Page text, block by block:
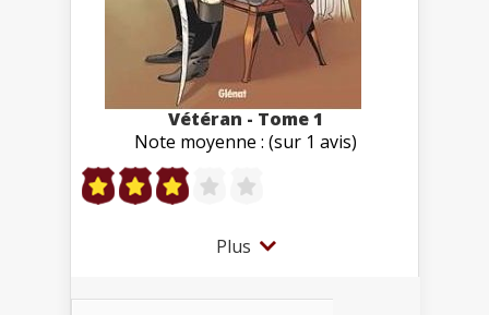
Vétéran - Tome 1
Note moyenne : (sur 1 avis)
Plus